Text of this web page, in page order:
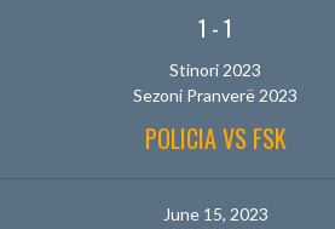
1 -1
Stinori 2023
Sezoni Pranverë 2023
POLICIA VS FSK
June 15, 2023